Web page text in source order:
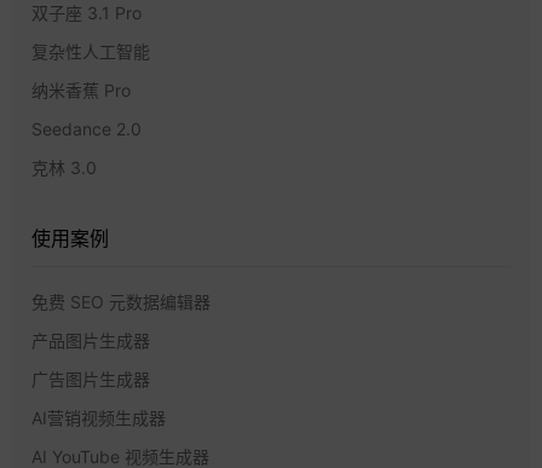
双子座 3.1 Pro
复杂性人工智能
纳米香蕉 Pro
Seedance 2.0
克林 3.0
使用案例
免费 SEO 元数据编辑器
产品图片生成器
广告图片生成器
AI营销视频生成器
AI YouTube 视频生成器